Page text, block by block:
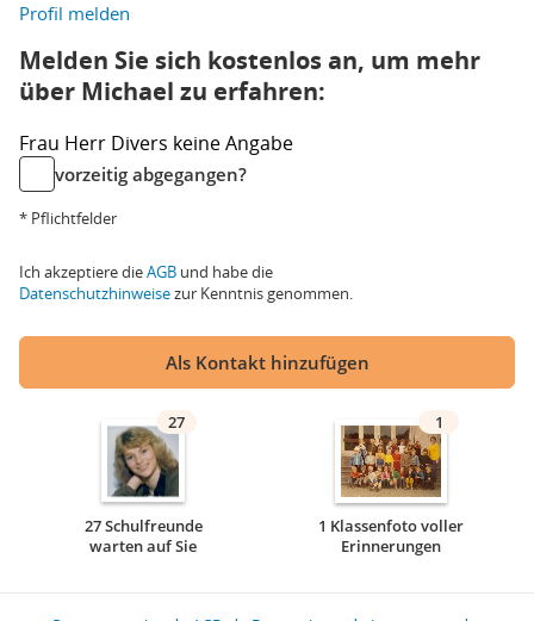
Profil melden
Melden Sie sich kostenlos an, um mehr
über Michael zu erfahren:
Frau Herr Divers keine Angabe
vorzeitig abgegangen?
* Pflichtfelder
Ich akzeptiere dieAGB und habe die
Datenschutzhinweisezur Kenntnis genommen.
Als Kontakt hinzufügen
27
27 Schulfreunde
warten auf Sie
1
1 Klassenfoto voller
Erinnerungen